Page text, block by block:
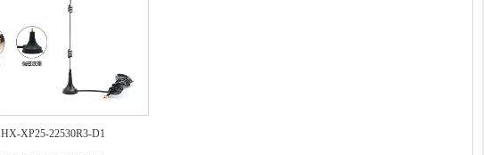
HX-XP25-22530R3-D1